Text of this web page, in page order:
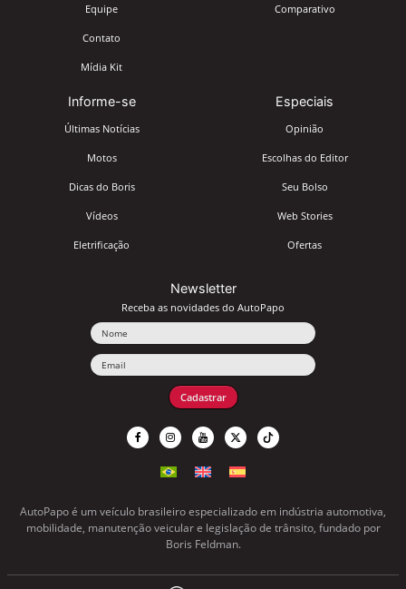
Equipe
Contato
Mídia Kit
Comparativo
Informe-se
Últimas Notícias
Motos
Dicas do Boris
Vídeos
Eletrificação
Especiais
Opinião
Escolhas do Editor
Seu Bolso
Web Stories
Ofertas
Newsletter
Receba as novidades do AutoPapo
Cadastrar
AutoPapo é um veículo brasileiro especializado em indústria automotiva,
mobilidade, manutenção veicular e legislação de trânsito, fundado por
Boris Feldman.